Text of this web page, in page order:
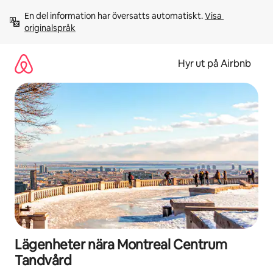
innehåll
En del information har översatts automatiskt. Visa
originalspråk
Hyr ut på Airbnb
Lägenheter nära Montreal Centrum
Tandvård